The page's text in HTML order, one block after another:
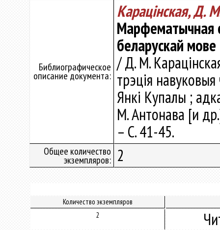
Библиографическое
описание документа:
Карацінская, Д.
Марфематычная
беларускай мове
/ Д. М.
трэція
Янкі Купалы ;
М. Антонава [и
– С. 41-45.
Общее количество
экземпляров: 2
Количество экземпляров
2